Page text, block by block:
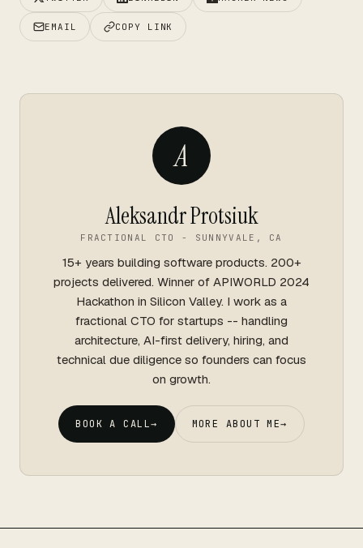
EMAIL COPY LINK
A
Aleksandr Protsiuk
FRACTIONAL CTO - SUNNYVALE, CA
15+ years building software products. 200+
projects delivered. Winner of APIWORLD 2024
Hackathon in Silicon Valley. I work as a
fractional CTO for startups -- handling
architecture, AI-first delivery, hiring, and
technical due diligence so founders can focus
on growth.
BOOK A CALL→ MORE ABOUT ME→